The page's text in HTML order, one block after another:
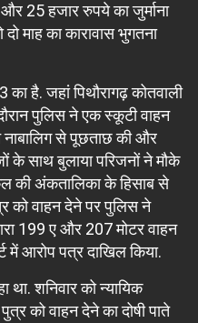
25 हजार रुपये का जुर्माना
दो माह का कारावास भुगतना
का है. जहां पिथौरागढ़ कोतवाली
पुलिस ने एक स्कूटी वाहन
से पूछताछ की और
के साथ बुलाया परिजनों ने मौके
की अंकतालिका के हिसाब से
को वाहन देने पर पुलिस ने
199 ए और 207 मोटर वाहन
आरोप पत्र दाखिल किया.
था. शनिवार को न्यायिक
को वाहन देने का दोषी पाते